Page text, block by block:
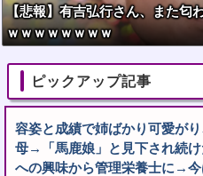
【悲報】有吉弘行さん、また匂
ｗｗｗｗｗｗｗｗ
ピックアップ記事
容姿と成績で姉ばかり可愛が
母→「馬鹿娘」と見下され続
への興味から管理栄養士に→